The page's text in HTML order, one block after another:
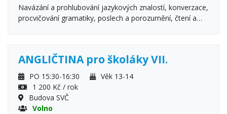
Navázání a prohlubování jazykových znalostí, konverzace,
procvičování gramatiky, poslech a porozumění, čtení a
ANGLIČTINA pro školáky VII.
PO 15:30-16:30
Věk 13-14
1 200 Kč / rok
Budova SVČ
Volno